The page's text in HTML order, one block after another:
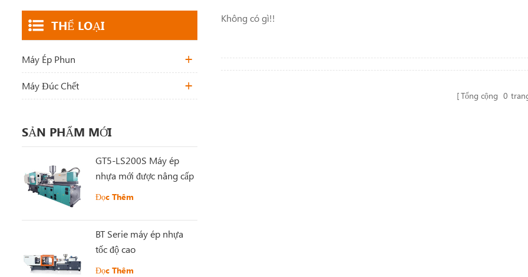
Không có gì!!
Tổng cộng 0
THỂ LOẠI
Máy Ép Phun
Máy Đúc Chết
SẢN PHẨM MỚI
GT5-LS200S Máy ép
nhựa mới được nâng cấp
Đọc Thêm
BT Serie máy ép nhựa
tốc độ cao
Đọc Thêm